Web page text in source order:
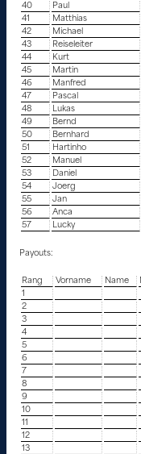
40
Paul
41
Matthias
42
Michael
43
Reiseleiter
44
Kurt
45
Martin
46
Manfred
47
Pascal
48
Lukas
49
Bernd
50
Bernhard
51
Hartinho
52
Manuel
53
Daniel
54
Joerg
55
Jan
56
Anca
57
Lucky
Payouts:
Rang Vorname Name
1
2
3
4
5
6
7
8
9
10
11
12
13